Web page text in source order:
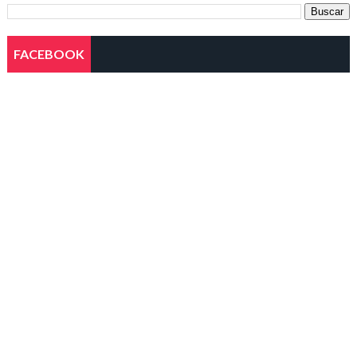
FACEBOOK